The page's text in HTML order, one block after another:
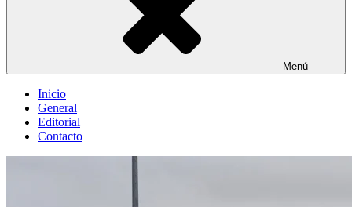
Menú
Inicio
General
Editorial
Contacto